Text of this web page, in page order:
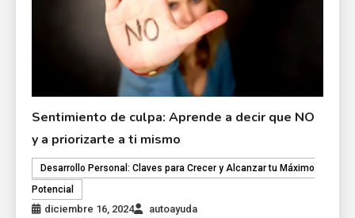
Sentimiento de culpa: Aprende a decir que NO
y a priorizarte a ti mismo
Desarrollo Personal: Claves para Crecer y Alcanzar tu Máximo
Potencial
diciembre 16, 2024
autoayuda